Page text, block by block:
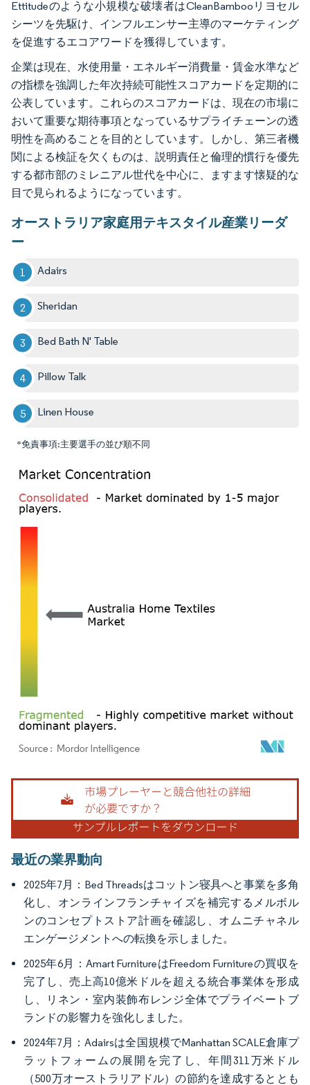
Ettitudeのような小規模な破壊者はCleanBambooリヨセル
シーツを先駆け、インフルエンサー主導のマーケティング
を促進するエコアワードを獲得しています。
企業は現在、水使用量・エネルギー消費量・賃金水準など
の指標を強調した年次持続可能性スコアカードを定期的に
公表しています。これらのスコアカードは、現在の市場に
おいて重要な期待事項となっているサプライチェーンの透
明性を高めることを目的としています。しかし、第三者機
関による検証を欠くものは、説明責任と倫理的慣行を優先
する都市部のミレニアル世代を中心に、ますます懐疑的な
目で見られるようになっています。
オーストラリア家庭用テキスタイル産業リーダ
ー
Adairs
Sheridan
Bed Bath N' Table
Pillow Talk
Linen House
*免責事項:主要選手の並び順不同
画像 © Mordor Intelligence。再利用にはCC BY 4.0の表示が必要です。
最近の業界動向
2025年7月：Bed Threadsはコットン寝具へと事業を多角
化し、オンラインフランチャイズを補完するメルボル
ンのコンセプトストア計画を確認し、オムニチャネル
エンゲージメントへの転換を示しました。
2025年6月：Amart FurnitureはFreedom Furnitureの買収を
完了し、売上高10億米ドルを超える統合事業体を形成
し、リネン・室内装飾布レンジ全体でプライベートブ
ランドの影響力を強化しました。
2024年7月：Adairsは全国規模でManhattan SCALE倉庫プ
ラットフォームの展開を完了し、年間311万米ドル
（500万オーストラリアドル）の節約を達成するととも